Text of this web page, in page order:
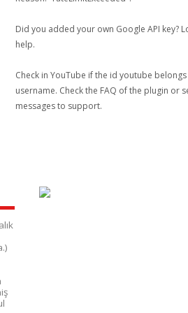
Did you added your own Google API key?
help.
Check in YouTube if the idyoutube
username. Check the FAQ of the plugin or
messages to support.